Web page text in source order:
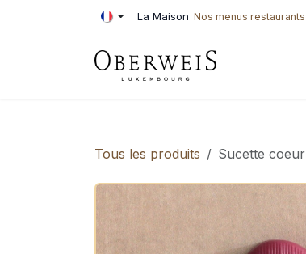
Se rendre au contenu La Maison Nos menus restaurants
Tous les produits Sucette coeur